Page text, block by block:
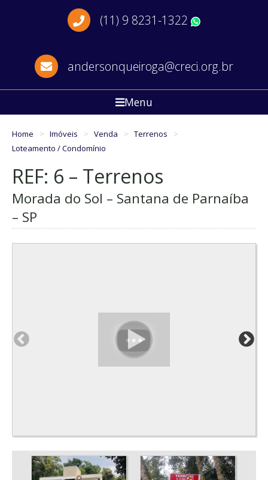
(11) 9 8231-1322
andersonqueiroga@creci.org.br
Menu
Home Imóveis Venda
Terrenos
Loteamento / Condomínio
REF: 6 – Terrenos
Morada do Sol – Santana de Parnaíba
– SP